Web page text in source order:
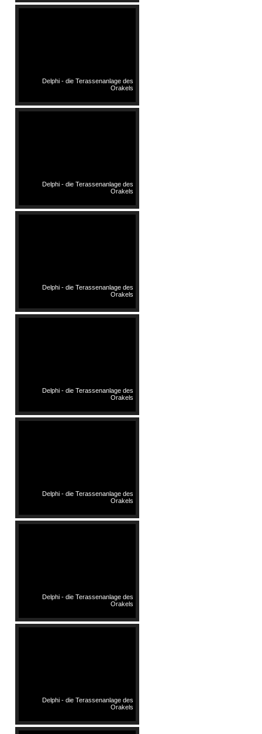
Delphi - die Terassenanlage des
Orakels
Delphi - die Terassenanlage des
Orakels
Delphi - die Terassenanlage des
Orakels
Delphi - die Terassenanlage des
Orakels
Delphi - die Terassenanlage des
Orakels
Delphi - die Terassenanlage des
Orakels
Delphi - die Terassenanlage des
Orakels